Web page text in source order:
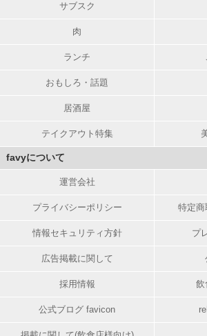
サブスク
肉
ランチ
おもしろ・話題
居酒屋
テイクアウト特集
favyについて
運営会社
プライバシーポリシー 特定商
情報セキュリティ方針 プ
広告掲載に関して
採用情報 飲
公式ブログ favicon